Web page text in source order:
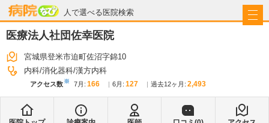
人で選べる医院検索
病院なび
医療法人社団佐幸医院
宮城県登米市迫町佐沼字錦10
内科 消化器科 漢方内科
アクセス数※ 7月 : 166 6月 : 127 過去12ヶ月: 2,493